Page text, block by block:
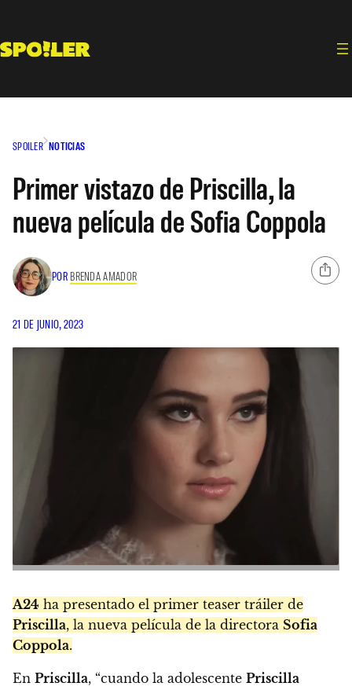
contenido
SPOILER NOTICIAS
Primer vistazo de Priscilla, la
nueva película de Sofia Coppola
POR BRENDA AMADOR
21 DE JUNIO, 2023
A24 ha presentado el primer teaser tráiler de
Priscilla, la nueva película de la directora Sofia
Coppola.
En Priscilla, “cuando la adolescente Priscilla